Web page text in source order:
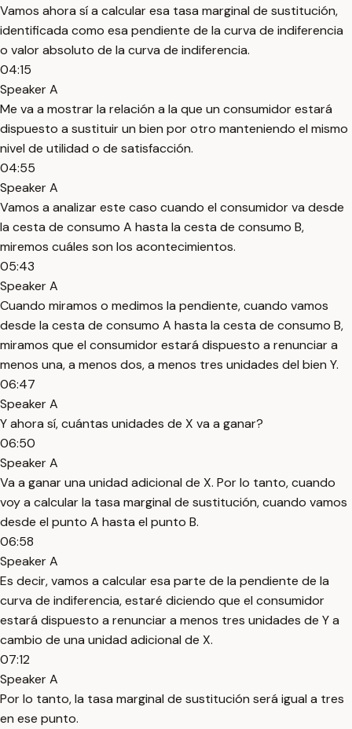
Vamos ahora sí a calcular esa tasa marginal de sustitución,
identificada como esa pendiente de la curva de indiferencia
o valor absoluto de la curva de indiferencia.
04:15
Speaker A
Me va a mostrar la relación a la que un consumidor estará
dispuesto a sustituir un bien por otro manteniendo el mismo
nivel de utilidad o de satisfacción.
04:55
Speaker A
Vamos a analizar este caso cuando el consumidor va desde
la cesta de consumo A hasta la cesta de consumo B,
miremos cuáles son los acontecimientos.
05:43
Speaker A
Cuando miramos o medimos la pendiente, cuando vamos
desde la cesta de consumo A hasta la cesta de consumo B,
miramos que el consumidor estará dispuesto a renunciar a
menos una, a menos dos, a menos tres unidades del bien Y.
06:47
Speaker A
Y ahora sí, cuántas unidades de X va a ganar?
06:50
Speaker A
Va a ganar una unidad adicional de X. Por lo tanto, cuando
voy a calcular la tasa marginal de sustitución, cuando vamos
desde el punto A hasta el punto B.
06:58
Speaker A
Es decir, vamos a calcular esa parte de la pendiente de la
curva de indiferencia, estaré diciendo que el consumidor
estará dispuesto a renunciar a menos tres unidades de Y a
cambio de una unidad adicional de X.
07:12
Speaker A
Por lo tanto, la tasa marginal de sustitución será igual a tres
en ese punto.